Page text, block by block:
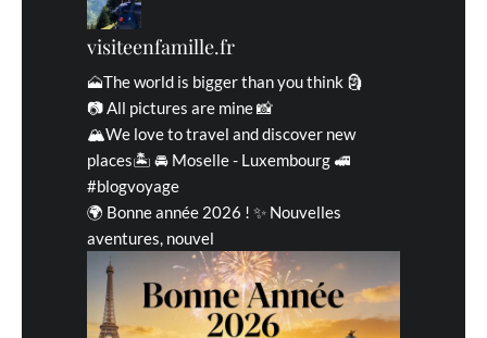
visiteenfamille.fr
🗻The world is bigger than you think 🗿
📷 All pictures are mine 📸
🏔We love to travel and discover new
places🏝 🚘 Moselle - Luxembourg 🚅
#blogvoyage
🌍 Bonne année 2026 ! ✨ Nouvelles
aventures, nouvel